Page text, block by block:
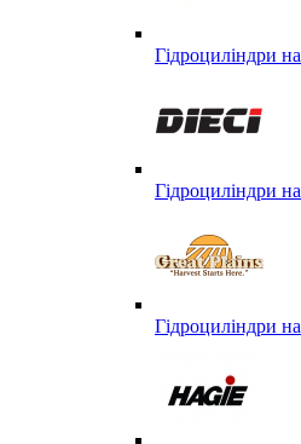
Гідроциліндри
Гідроциліндри
Гідроциліндри